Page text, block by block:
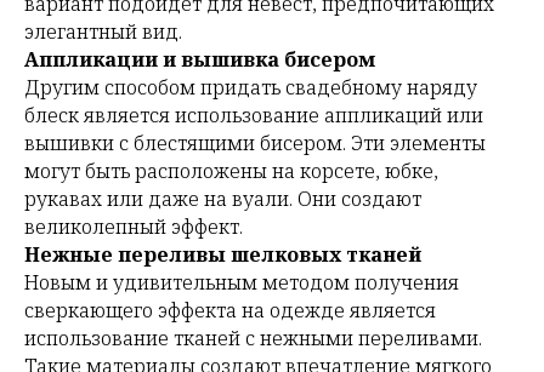
элегантный вид.
Аппликации и вышивка бисером
Другим способом придать свадебному наряду
блеск является использование аппликаций или
вышивки с блестящими бисером. Эти элементы
могут быть расположены на корсете, юбке,
рукавах или даже на вуали. Они создают
великолепный эффект.
Нежные переливы шелковых тканей
Новым и удивительным методом получения
сверкающего эффекта на одежде является
использование тканей с нежными переливами.
Такие материалы создают впечатление мягкого